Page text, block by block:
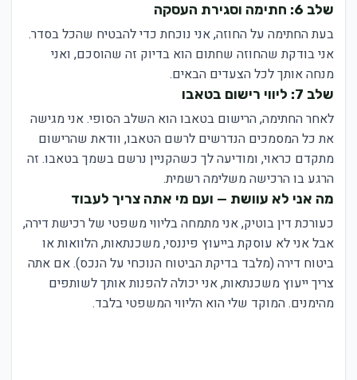
שלב 6: חתימה וסגירת העסקה
בעת החתימה על החוזה, אני נוכחת כדי להבטיח שהכל בסדר.
אני בודקת שהחוזה שחתום הוא בדיוק זה שהוסכם, ואני
מנחה אותך לכל הצעדים הבאים.
שלב 7: ליווי רישום בטאבו
לאחר החתימה, הרישום בטאבו הוא השלב הסופי. אני מגישה
את כל המסמכים הנדרשים לרשם הטאבו, וודאת שהרישום
מתקדם כראוי, ומודיעה לך כשהקניין נרשם בשמך בטאבו. זה
הרגע בו הרכישה משלימה רשמית.
מה אני לא עוושת — ועם מי אתה צריך לעבוד
כעורכת דין בוטיק, אני מתמחה בליווי משפטי של רכישת דירה,
אבל אני לא עוסקת בייעוץ פיננסי, משכנתאות, הלוואות או
ביטוח דירה (מלבד בדיקת הביטוח הנוכחי על הנכס). אם אתה
צריך ייעוץ משכנתאות, אני יכולה להפנות אותך לשותפים
מהימנים. המוקד שלי הוא הליווי המשפטי בלבד.